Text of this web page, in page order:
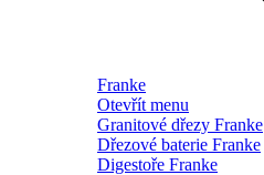
Franke
Otevřít menu
Granitové dřezy Franke
Dřezové baterie Franke
Digestoře Franke